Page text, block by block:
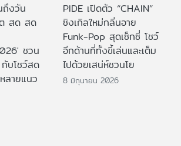
ถึงวัน
สด สด
ชวน
บโชว์สด
ลายแนว
PIDE เปิดตัว “CHAIN”
ซิงเกิลใหม่กลิ่นอาย
Funk-Pop สุดเซ็กซี่ โชว์
อีกด้านที่ทั้งขี้เล่นและเต็ม
ไปด้วยเสน่ห์ชวนโย
8 มิถุนายน 2026